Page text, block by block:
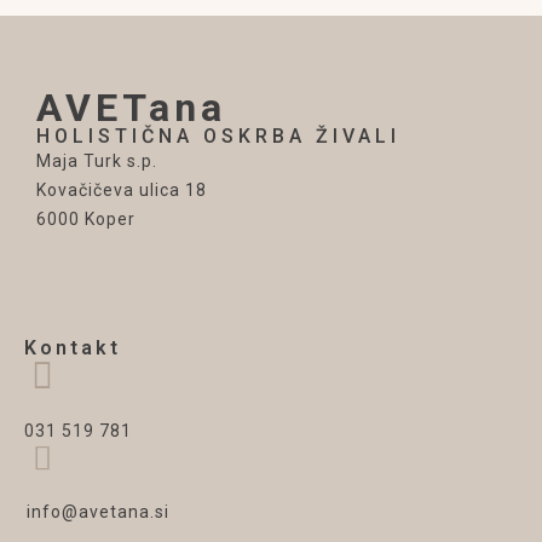
AVETana
HOLISTIČNA OSKRBA ŽIVALI
Maja Turk s.p.
Kovačičeva ulica 18
6000 Koper
Kontakt
031 519 781
info@avetana.si